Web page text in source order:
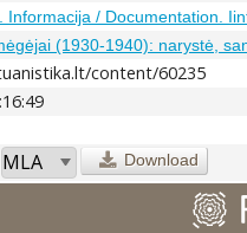
Informacija / Documentation.
(1930-1940): narystė,
content/60235
Download